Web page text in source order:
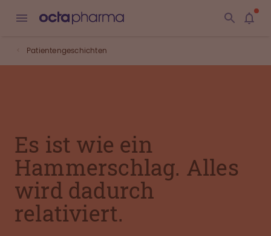
Patientengeschichten
Es ist wie ein
Hammerschlag. Alles
wird dadurch
relativiert.